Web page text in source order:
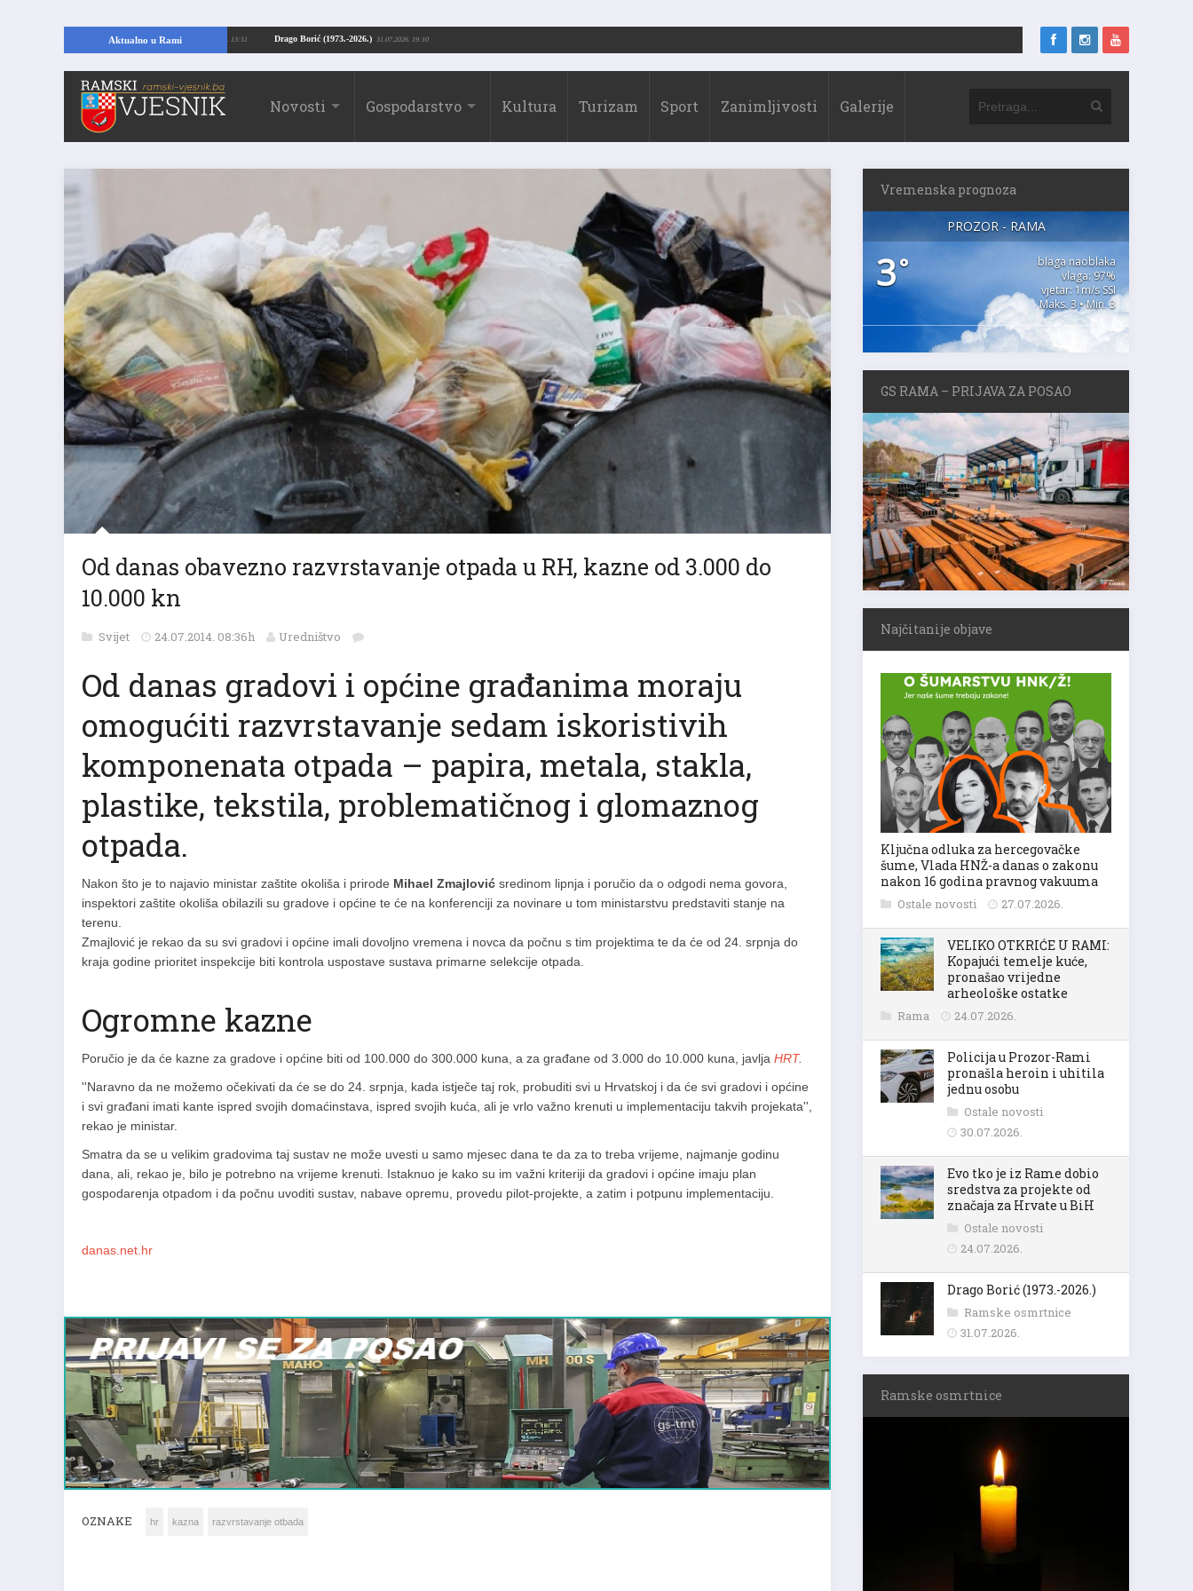
Aktualno u Rami Drago Borić (1973.-2026.)
temelje kuće, pronašao vrijedne arheološke ostatke 24.07.2026. 13:51
Novosti Gospodarstvo Kultura Turizam Sport Zanimljivosti Galerije
Od danas obavezno razvrstavanje otpada u RH, kazne od 3.000 do
10.000 kn
Svijet 24.07.2014. 08:36h Uredništvo
Od danas gradovi i općine građanima moraju
omogućiti razvrstavanje sedam iskoristivih
komponenata otpada – papira, metala, stakla,
plastike, tekstila, problematičnog i glomaznog
otpada.
Nakon što je to najavio ministar zaštite okoliša i prirode Mihael Zmajlović sredinom lipnja i poručio da o odgodi nema govora,
inspektori zaštite okoliša obilazili su gradove i općine te će na konferenciji za novinare u tom ministarstvu predstaviti stanje na
terenu.
Zmajlović je rekao da su svi gradovi i općine imali dovoljno vremena i novca da počnu s tim projektima te da će od 24. srpnja do
kraja godine prioritet inspekcije biti kontrola uspostave sustava primarne selekcije otpada.
Ogromne kazne
Poručio je da će kazne za gradove i općine biti od 100.000 do 300.000 kuna, a za građane od 3.000 do 10.000 kuna, javlja HRT.
''Naravno da ne možemo očekivati da će se do 24. srpnja, kada istječe taj rok, probuditi svi u Hrvatskoj i da će svi gradovi i općine
i svi građani imati kante ispred svojih domaćinstava, ispred svojih kuća, ali je vrlo važno krenuti u implementaciju takvih projekata'',
rekao je ministar.
Smatra da se u velikim gradovima taj sustav ne može uvesti u samo mjesec dana te da za to treba vrijeme, najmanje godinu
dana, ali, rekao je, bilo je potrebno na vrijeme krenuti. Istaknuo je kako su im važni kriteriji da gradovi i općine imaju plan
gospodarenja otpadom i da počnu uvoditi sustav, nabave opremu, provedu pilot-projekte, a zatim i potpunu implementaciju.
danas.net.hr
OZNAKE
Vremenska prognoza
PROZOR - RAMA
3°
blaga naoblaka
vlaga: 97%
vjetar: 1m/s SSI
Maks. 3 • Min. 3
GS RAMA – PRIJAVA ZA POSAO
Najčitanije objave
Ključna odluka za hercegovačke
šume, Vlada HNŽ-a danas o zakonu
nakon 16 godina pravnog vakuuma
Ostale novosti 27.07.2026.
VELIKO OTKRIĆE U RAMI:
Kopajući temelje kuće,
pronašao vrijedne
arheološke ostatke
Rama 24.07.2026.
Policija u Prozor-Rami
pronašla heroin i uhitila
jednu osobu
Ostale novosti
30.07.2026.
Evo tko je iz Rame dobio
sredstva za projekte od
značaja za Hrvate u BiH
Ostale novosti
24.07.2026.
Drago Borić (1973.-2026.)
Ramske osmrtnice
31.07.2026.
Ramske osmrtnice